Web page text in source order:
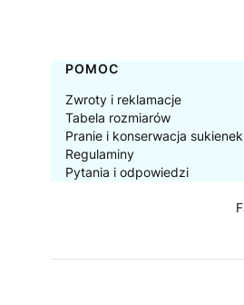
Linki w stopce
POMOC
Zwroty i reklamacje
Tabela rozmiarów
Pranie i konserwacja sukienek
Regulaminy
Pytania i odpowiedzi